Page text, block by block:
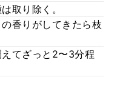
取り除く。
香りがしてきたら枝
てざっと2〜3分程